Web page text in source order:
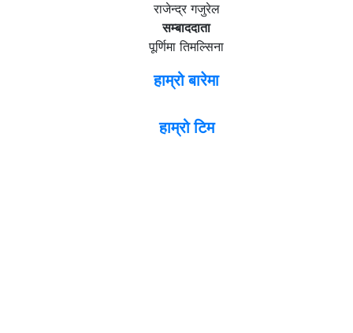
राजेन्द्र गजुरेल
सम्बाददाता
पूर्णिमा तिमल्सिना
हाम्रो बारेमा
हाम्रो टिम